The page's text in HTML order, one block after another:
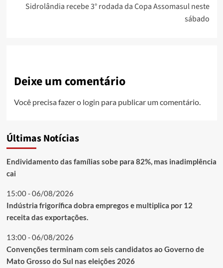
Sidrolândia recebe 3° rodada da Copa Assomasul neste
sábado
Deixe um comentário
Você precisa fazer o login para publicar um comentário.
Últimas Notícias
Endividamento das famílias sobe para 82%, mas inadimplência
cai
15:00 - 06/08/2026
Indústria frigorífica dobra empregos e multiplica por 12
receita das exportações.
13:00 - 06/08/2026
Convenções terminam com seis candidatos ao Governo de
Mato Grosso do Sul nas eleições 2026